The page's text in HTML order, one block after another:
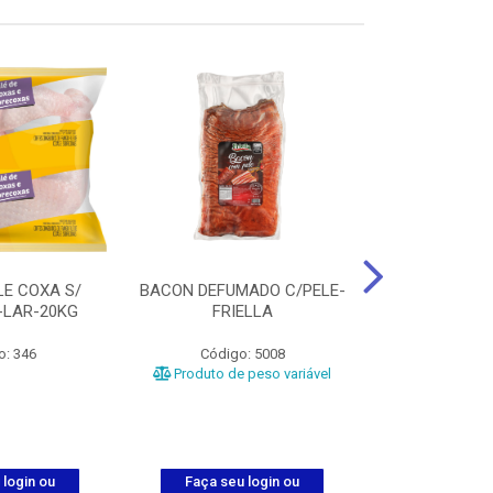
COXA S/
20KG
346
login ou
BACON DEFUMADO C/PELE-
FRIELLA
Código: 5008
Produto de peso variável
Faça seu login ou